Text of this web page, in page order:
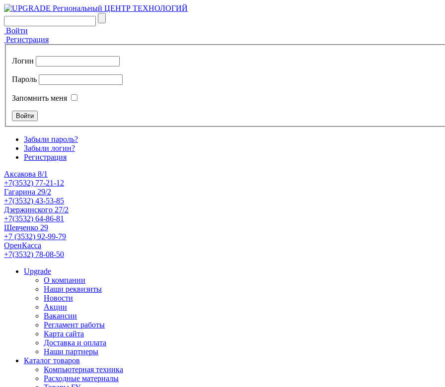
Войти
Регистрация
Логин
Пароль
Запомнить меня
Забыли пароль?
Забыли логин?
Регистрация
Аксакова 8/1
+7(3532) 77-21-12
Гагарина 29/2
+7(3532) 43-53-85
Дзержинского 27/2
+7(3532) 64-86-81
Шевченко 29
+7 (3532) 92-99-79
ОренКасса
+7(3532) 78-08-50
Upgrade
О компании
Наши реквизиты
Новости
Акции
Вакансии
Регламент работы
Карта сайта
Доставка и оплата
Наши партнеры
Каталог товаров
Компьютерная техника
Расходные материалы